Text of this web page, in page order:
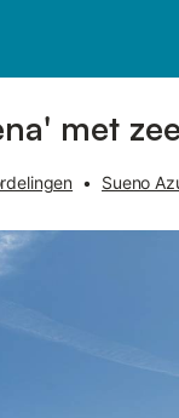
met
• Sueno